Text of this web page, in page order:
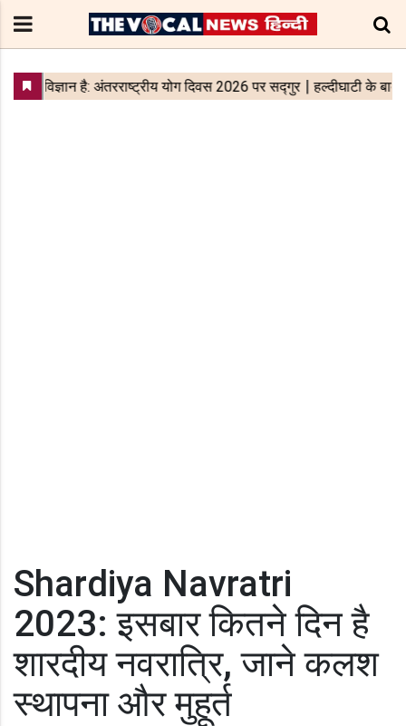
Shardiya Navratri
2023: इसबार कितने दिन है
शारदीय नवरात्रि, जाने कलश
स्थापना और मुहूर्त